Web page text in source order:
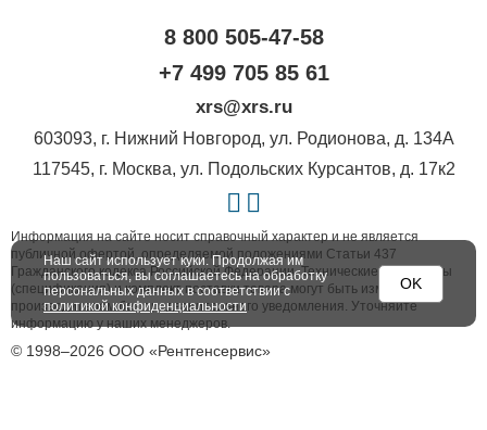
8 800 505-47-58
+7 499 705 85 61
xrs@xrs.ru
603093, г. Нижний Новгород, ул. Родионова, д. 134А
117545, г. Москва, ул. Подольских Курсантов, д. 17к2
Информация на сайте носит справочный характер и не является
публичной офертой, определяемой положениями Статьи 437
Гражданского кодекса Российской Федерации. Технические параметры
(спецификация) и комплект поставки товара могут быть изменены
производителем без предварительного уведомления. Уточняйте
информацию у наших менеджеров.
© 1998–2026 ООО «Рентгенсервис»
Наш сайт использует куки. Продолжая им
пользоваться, вы соглашаетесь на обработку
персональных данных в соответствии с
политикой конфиденциальности
OK